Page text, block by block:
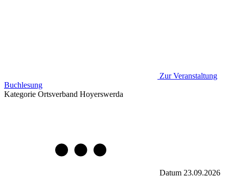
Zur Veranstaltung
Buchlesung
Kategorie Ortsverband Hoyerswerda
Datum 23.09.2026